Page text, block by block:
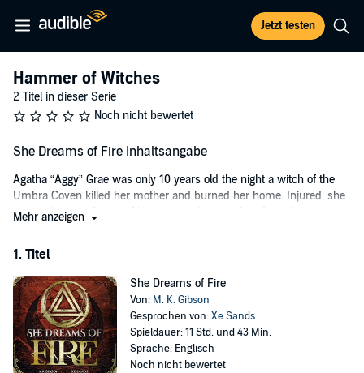
Jetzt testen
Hammer of Witches
2 Titel in dieser Serie
Noch nicht bewertet
She Dreams of Fire Inhaltsangabe
Agatha “Aggy” Grae was only 10 years old the night a witch of the
Umbra Coven killed her mother and burned her home. Injured, she
received a transfusion of blood tainted by witchcraft, and
secrets. And that new world was now aware of her.
Through the years, Aggy never quit hunting the mysterious coven.
From the shadows she gathered information, stepping out only to
hurt those who dared to hurt others. But everything changed the
night she helped a familiar looking stranger.
Mehr anzeigen
1. Titel
She Dreams of Fire
Von: M. K. Gibson
Gesprochen von:Xe Sands
Spieldauer: 11 Std. und 43 Min.
Sprache: Englisch
Noch nicht bewertet